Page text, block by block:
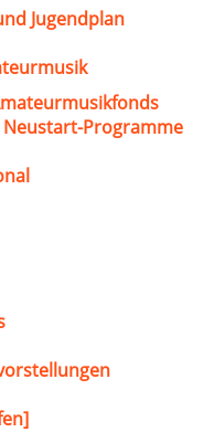
Jugendplan
Programme